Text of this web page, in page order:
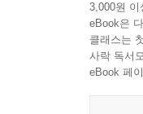
3,000원 이
eBook은
클래스는
사락 독서
eBook 페